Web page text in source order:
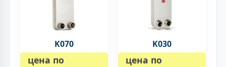
K070
цена по
K030
цена по